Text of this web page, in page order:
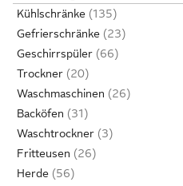
Kühlschränke
Gefrierschränke
Geschirrspüler
Trockner
Waschmaschinen
Backöfen
Waschtrockner
Fritteusen
Herde